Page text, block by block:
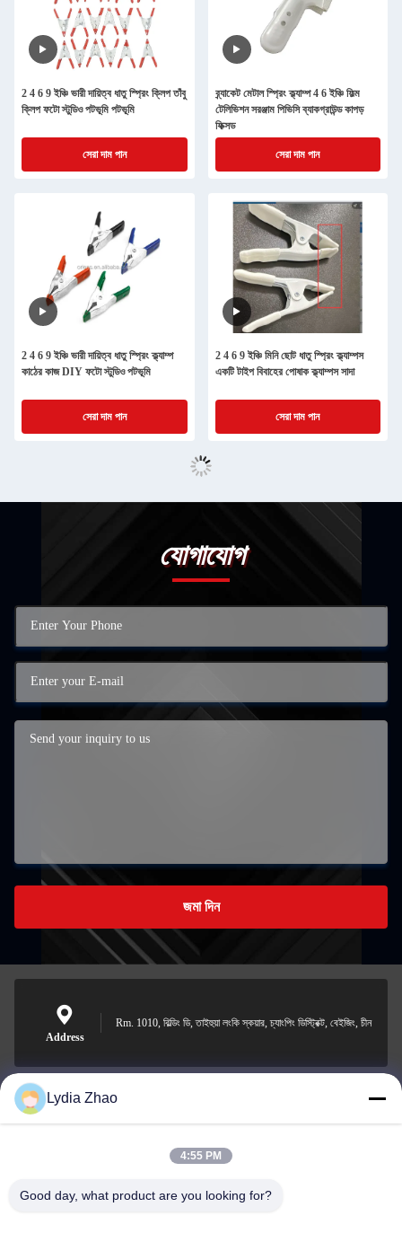
2 4 6 9 ইঞ্চি ভারী দায়িত্ব ধাতু স্প্রিং ক্লিপ তাঁবু
ক্লিপ ফটো স্টুডিও পটভূমি পটভূমি
সেরা দাম পান
ব্র্যাকেট মেটাল স্প্রিং ক্ল্যাম্প 4 6 ইঞ্চি ফিল্ম
টেলিভিশন সরঞ্জাম পিভিসি ব্যাকগ্রাউন্ড কাপড়
ফিক্সড
সেরা দাম পান
2 4 6 9 ইঞ্চি ভারী দায়িত্ব ধাতু স্প্রিং ক্ল্যাম্প
কাঠের কাজ DIY ফটো স্টুডিও পটভূমি
সেরা দাম পান
2 4 6 9 ইঞ্চি মিনি ছোট ধাতু স্প্রিং ক্ল্যাম্পস
একটি টাইপ বিবাহের পোষাক ক্ল্যাম্পস সাদা
সেরা দাম পান
যোগাযোগ
জমা দিন
Address
Rm. 1010, বিল্ডিং ডি, তাইহুয়া লংকি স্কয়ার, চ্যাংপিং ডিস্ট্রিক্ট, বেইজিং, চীন
jesingd@vip.sina.com
Lydia Zhao
4:55 PM
Good day, what product are you looking for?